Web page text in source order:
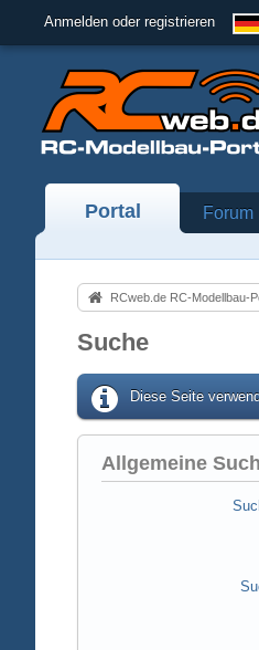
Anmelden oder registrieren
Portal Forum
RCweb.de RC-Modellbau-
Suche
Diese Seite
Allgemeine